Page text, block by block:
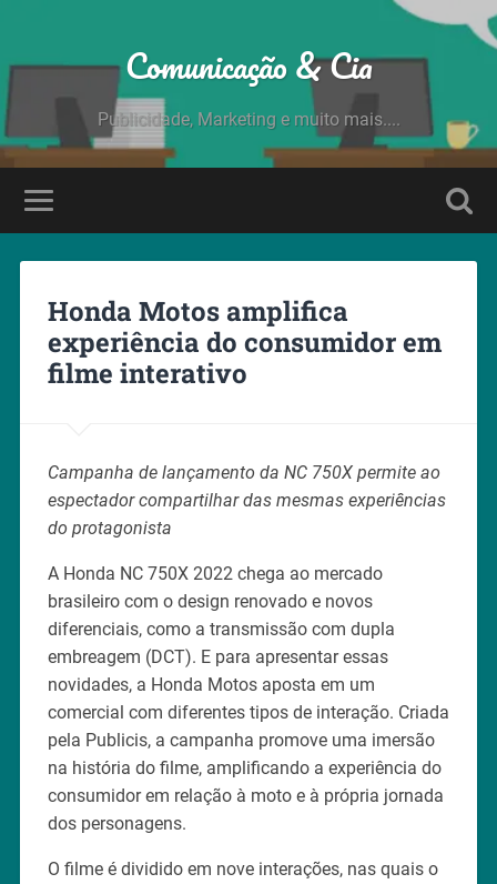
Comunicação & Cia
Publicidade, Marketing e muito mais....
Honda Motos amplifica
experiência do consumidor em
filme interativo
Campanha de lançamento da NC 750X permite ao
espectador compartilhar das mesmas experiências
do protagonista
A Honda NC 750X 2022 chega ao mercado
brasileiro com o design renovado e novos
diferenciais, como a transmissão com dupla
embreagem (DCT). E para apresentar essas
novidades, a Honda Motos aposta em um
comercial com diferentes tipos de interação. Criada
pela Publicis, a campanha promove uma imersão
na história do filme, amplificando a experiência do
consumidor em relação à moto e à própria jornada
dos personagens.
O filme é dividido em nove interações, nas quais o